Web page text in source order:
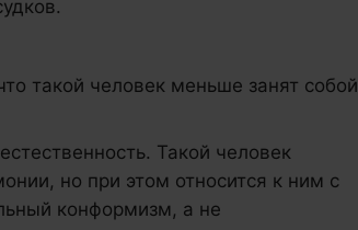
такой человек меньше занят собой
Такой человек
но при этом относится к ним с
конформизм, а не